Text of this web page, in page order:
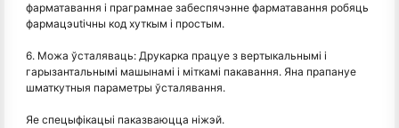
фарматавання і праграмнае забеспячэнне фарматавання робяць
фармацэutiчны код хуткым і простым.
6. Можа ўсталяваць: Друкарка працуе з вертыкальнымі і
гарызантальнымі машынамі і міткамі пакавання. Яна прапануе
шматкутныя параметры ўсталявання.
Яе спецыфікацыі паказваюцца ніжэй.